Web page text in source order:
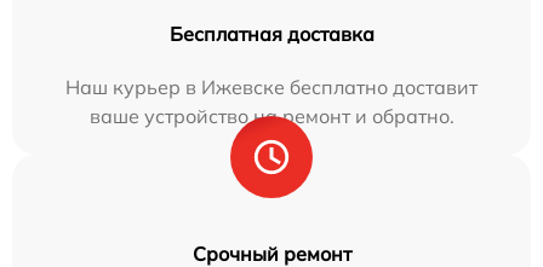
Бесплатная доставка
Наш курьер в Ижевске бесплатно доставит
ваше устройство на ремонт и обратно.
Срочный ремонт